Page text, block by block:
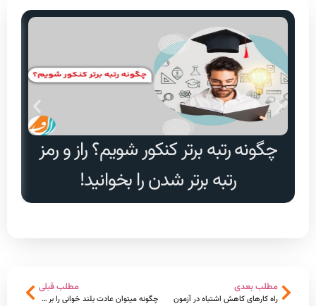
چگونه رتبه برتر کنکور شویم؟ راز و رمز
رتبه برتر شدن را بخوانید!
مطلب بعدی
راه کارهای کاهش اشتباه در آزمون
مطلب قبلی
چگونه میتوان عادت بلند خوانی را بر طرف کرد